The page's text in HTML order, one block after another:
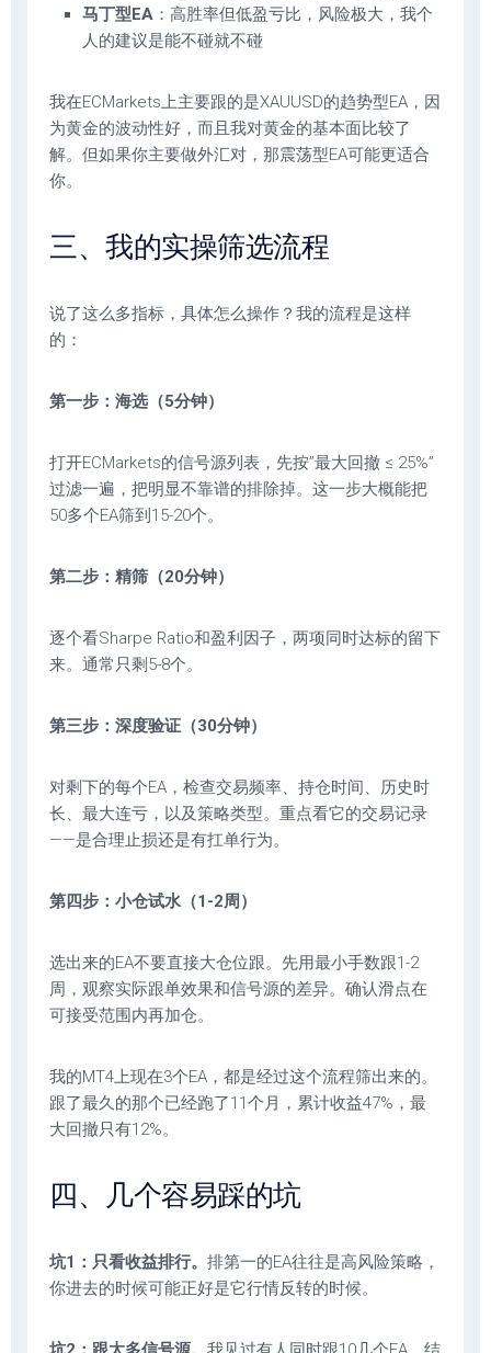
马丁型EA ：高胜率但低盈亏比，风险极大，我个
人的建议是能不碰就不碰
我在ECMarkets上主要跟的是XAUUSD的趋势型EA，因
为黄金的波动性好，而且我对黄金的基本面比较了
解。但如果你主要做外汇对，那震荡型EA可能更适合
你。
三、我的实操筛选流程
说了这么多指标，具体怎么操作？我的流程是这样
的：
第一步：海选（5分钟）
打开ECMarkets的信号源列表，先按”最大回撤 ≤ 25%”
过滤一遍，把明显不靠谱的排除掉。这一步大概能把
50多个EA筛到15-20个。
第二步：精筛（20分钟）
逐个看Sharpe Ratio和盈利因子，两项同时达标的留下
来。通常只剩5-8个。
第三步：深度验证（30分钟）
对剩下的每个EA，检查交易频率、持仓时间、历史时
长、最大连亏，以及策略类型。重点看它的交易记录
——是合理止损还是有扛单行为。
第四步：小仓试水（1-2周）
选出来的EA不要直接大仓位跟。先用最小手数跟1-2
周，观察实际跟单效果和信号源的差异。确认滑点在
可接受范围内再加仓。
我的MT4上现在3个EA，都是经过这个流程筛出来的。
跟了最久的那个已经跑了11个月，累计收益47%，最
大回撤只有12%。
四、几个容易踩的坑
坑1：只看收益排行。 排第一的EA往往是高风险策略，
你进去的时候可能正好是它行情反转的时候。